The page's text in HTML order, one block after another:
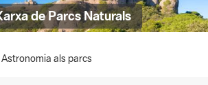
de Parcs Naturals
Astronomia als parcs